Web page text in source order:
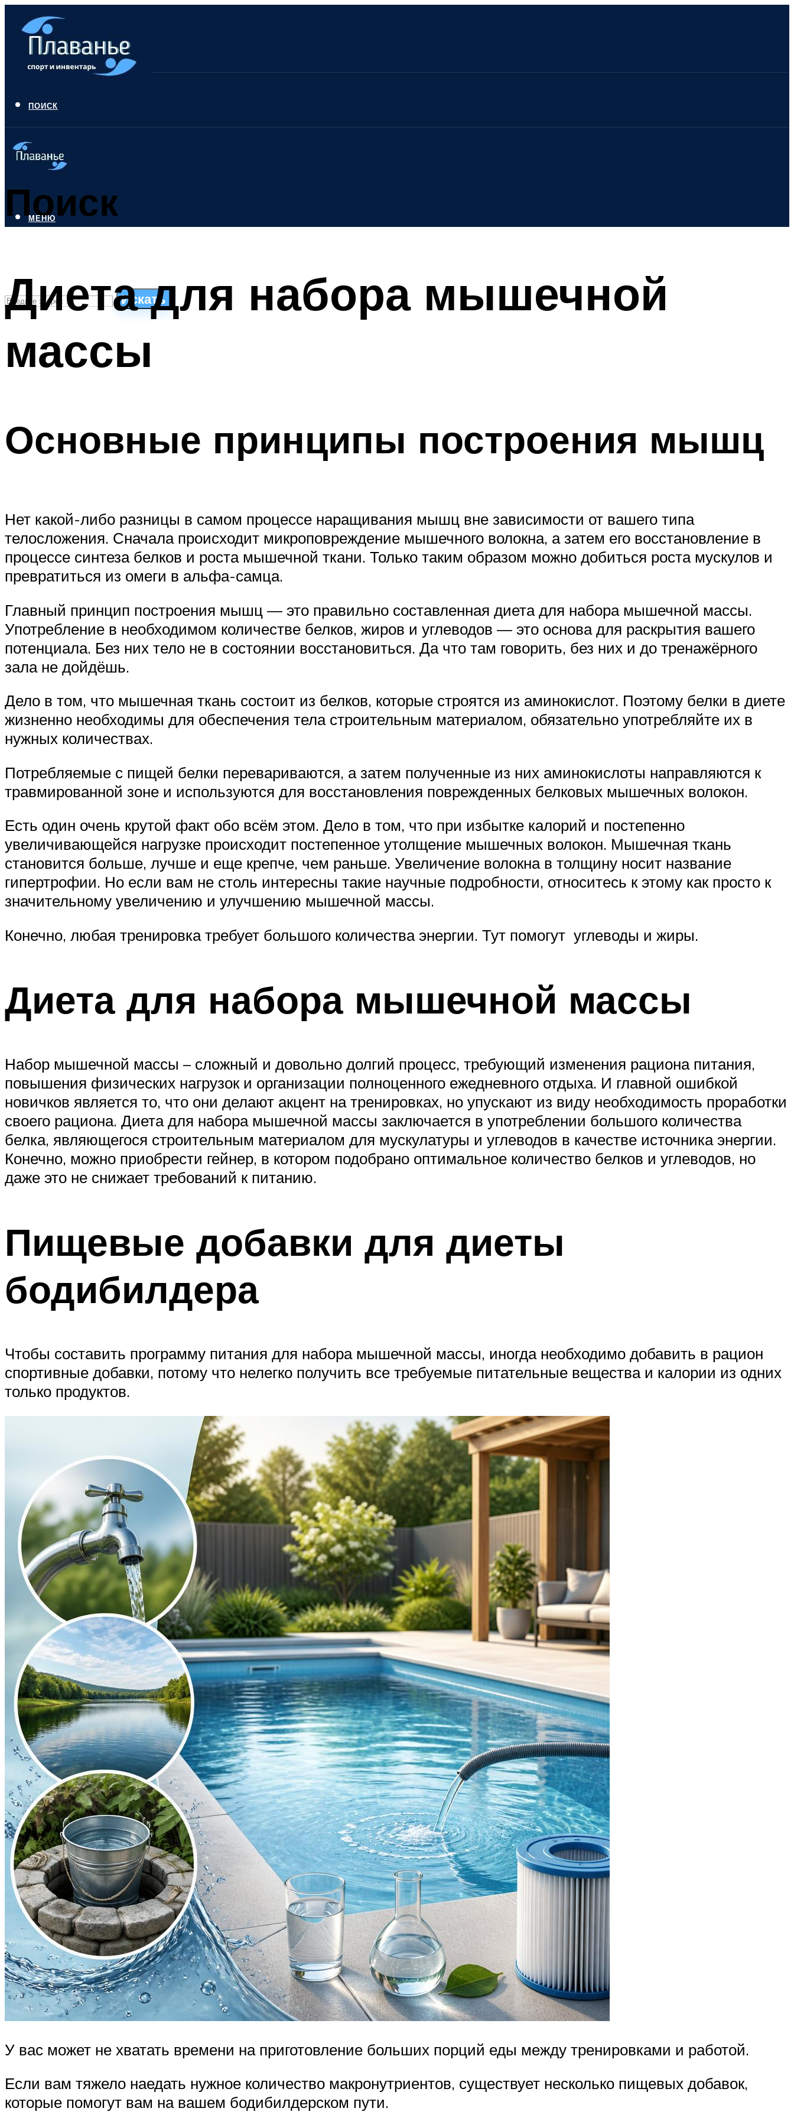
ПОИСК
Поиск
Искать
ПЛАВАНЬЕ ДЛЯ ДЕТЕЙ
ПЛАВАНЬЕ ДЛЯ ПОХУДЕНИЯ
МЕНЮ
МЕНЮ
Диета для набора мышечной
массы
Основные принципы построения мышц
Нет какой-либо разницы в самом процессе наращивания мышц вне зависимости от вашего типа
телосложения. Сначала происходит микроповреждение мышечного волокна, а затем его восстановление в
процессе синтеза белков и роста мышечной ткани. Только таким образом можно добиться роста мускулов и
превратиться из омеги в альфа-самца.
Главный принцип построения мышц — это правильно составленная диета для набора мышечной массы.
Употребление в необходимом количестве белков, жиров и углеводов — это основа для раскрытия вашего
потенциала. Без них тело не в состоянии восстановиться. Да что там говорить, без них и до тренажёрного
зала не дойдёшь.
Дело в том, что мышечная ткань состоит из белков, которые строятся из аминокислот. Поэтому белки в диете
жизненно необходимы для обеспечения тела строительным материалом, обязательно употребляйте их в
нужных количествах.
Потребляемые с пищей белки перевариваются, а затем полученные из них аминокислоты направляются к
травмированной зоне и используются для восстановления поврежденных белковых мышечных волокон.
Есть один очень крутой факт обо всём этом. Дело в том, что при избытке калорий и постепенно
увеличивающейся нагрузке происходит постепенное утолщение мышечных волокон. Мышечная ткань
становится больше, лучше и еще крепче, чем раньше. Увеличение волокна в толщину носит название
гипертрофии. Но если вам не столь интересны такие научные подробности, относитесь к этому как просто к
значительному увеличению и улучшению мышечной массы.
Конечно, любая тренировка требует большого количества энергии. Тут помогут углеводы и жиры.
Диета для набора мышечной массы
Набор мышечной массы – сложный и довольно долгий процесс, требующий изменения рациона питания,
повышения физических нагрузок и организации полноценного ежедневного отдыха. И главной ошибкой
новичков является то, что они делают акцент на тренировках, но упускают из виду необходимость проработки
своего рациона. Диета для набора мышечной массы заключается в употреблении большого количества
белка, являющегося строительным материалом для мускулатуры и углеводов в качестве источника энергии.
Конечно, можно приобрести гейнер, в котором подобрано оптимальное количество белков и углеводов, но
даже это не снижает требований к питанию.
Пищевые добавки для диеты
бодибилдера
Чтобы составить программу питания для набора мышечной массы, иногда необходимо добавить в рацион
спортивные добавки, потому что нелегко получить все требуемые питательные вещества и калории из одних
только продуктов.
У вас может не хватать времени на приготовление больших порций еды между тренировками и работой.
Если вам тяжело наедать нужное количество макронутриентов, существует несколько пищевых добавок,
которые помогут вам на вашем бодибилдерском пути.